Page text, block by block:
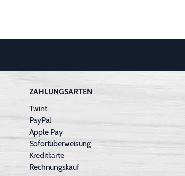
ZAHLUNGSARTEN
Twint
PayPal
Apple Pay
Sofortüberweisung
Kreditkarte
Rechnungskauf